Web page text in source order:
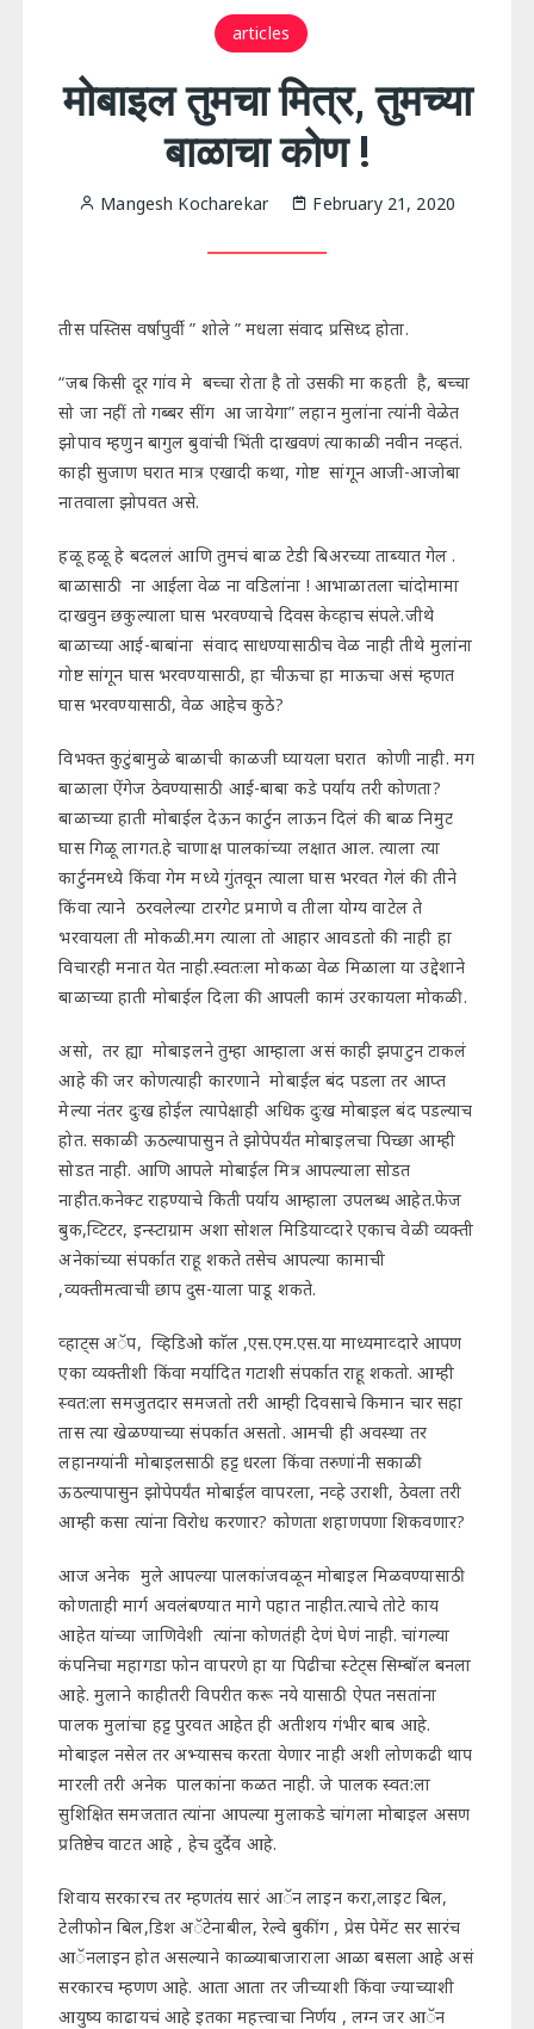
articles
मोबाइल तुमचा मित्र, तुमच्या
बाळाचा कोण !
Mangesh Kocharekar February 21, 2020
तीस पस्तिस वर्षापुर्वी ” शोले ” मधला संवाद प्रसिध्द होता.
“जब किसी दूर गांव मे बच्चा रोता है तो उसकी मा कहती है, बच्चा
सो जा नहीं तो गब्बर सींग आ जायेगा” लहान मुलांना त्यांनी वेळेत
झोपाव म्हणुन बागुल बुवांची भिंती दाखवणं त्याकाळी नवीन नव्हतं.
काही सुजाण घरात मात्र एखादी कथा, गोष्ट सांगून आजी-आजोबा
नातवाला झोपवत असे.
हळू हळू हे बदललं आणि तुमचं बाळ टेडी बिअरच्या ताब्यात गेल .
बाळासाठी ना आईला वेळ ना वडिलांना ! आभाळातला चांदोमामा
दाखवुन छकुल्याला घास भरवण्याचे दिवस केव्हाच संपले.जीथे
बाळाच्या आई-बाबांना संवाद साधण्यासाठीच वेळ नाही तीथे मुलांना
गोष्ट सांगून घास भरवण्यासाठी, हा चीऊचा हा माऊचा असं म्हणत
घास भरवण्यासाठी, वेळ आहेच कुठे?
विभक्त कुटुंबामुळे बाळाची काळजी घ्यायला घरात कोणी नाही. मग
बाळाला ऐंगेज ठेवण्यासाठी आई-बाबा कडे पर्याय तरी कोणता?
बाळाच्या हाती मोबाईल देऊन कार्टुन लाऊन दिलं की बाळ निमुट
घास गिळू लागत.हे चाणाक्ष पालकांच्या ल‌क्षात आल. त्याला त्या
कार्टुनमध्ये किंवा गेम मध्ये गुंतवून त्याला घास भरवत गेलं की तीने
किंवा त्याने ठरवलेल्या टारगेट प्रमाणे व तीला योग्य वाटेल ते
भरवायला ती मोकळी.मग त्याला तो आहार आवडतो की नाही हा
विचारही मनात येत नाही.स्वतःला मोकळा वेळ मिळाला या उद्देशाने
बाळाच्या हाती मोबाईल दिला की आपली कामं उरकायला मोकळी.
असो, तर ह्या मोबाइलने तुम्हा आम्हाला असं काही झपाटुन टाकलं
आहे की जर कोणत्याही कारणाने मोबाईल बंद पडला तर आप्त
मेल्या नंतर दुःख होईल त्यापेक्षाही अधिक दुःख मोबाइल बंद पडल्याच
होत. सकाळी ऊठल्यापासुन ते झोपेपर्यंत मोबाइलचा पिच्छा आम्ही
सोडत नाही. आणि आपले मोबाईल मित्र आपल्याला सोडत
नाहीत.कनेक्ट राहण्याचे किती पर्याय आम्हाला उपलब्ध आहेत.फेज
बुक,व्टिटर, इन्स्टाग्राम अशा सोशल मिडियाव्दारे एकाच वेळी व्यक्ती
अनेकांच्या संपर्कात राहू शकते तसेच आपल्या कामाची
,व्यक्तीमत्वाची छाप दुस-याला पाडू शकते.
व्हाट्स अॅप, व्हिडिओ काॅल ,एस.एम.एस.या माध्यमाव्दारे आपण
एका व्यक्तीशी किंवा मर्यादित गटाशी संपर्कात राहू शकतो. आम्ही
स्वत:ला समजुतदार समजतो तरी आम्ही दिवसाचे किमान चार सहा
तास त्या खेळण्याच्या संपर्कात असतो. आमची ही अवस्था तर
लहानग्यांनी मोबाइलसाठी हट्ट धरला किंवा तरुणांनी सकाळी
ऊठल्यापासुन झोपेपर्यंत मोबाईल वापरला, नव्हे उराशी, ठेवला तरी
आम्ही कसा त्यांना विरोध करणार? कोणता शहाणपणा शिकवणार?
आज अनेक मुले आपल्या पालकांजवळून मोबाइल मिळवण्यासाठी
कोणताही मार्ग अवलंबण्यात मागे पहात नाहीत.त्याचे तोटे काय
आहेत यांच्या जाणिवेशी त्यांना कोणतंही देणं घेणं नाही. चांगल्या
कंपनिचा महागडा फोन वापरणे हा या पिढीचा स्टेट्स सिम्बाॅल बनला
आहे. मुलाने काहीतरी विपरीत करू नये यासाठी ऐपत नसतांना
पालक मुलांचा हट्ट पुरवत आहेत ही अतीशय गंभीर बाब आहे.
मोबाइल नसेल तर अभ्यासच करता येणार नाही अशी लोणकढी थाप
मारली तरी अनेक पालकांना कळत नाही. जे पालक स्वत:ला
सुशिक्षित समजतात त्यांना आपल्या मुलाकडे चांगला मोबाइल असण
प्रतिष्ठेच वाटत आहे , हेच दुर्देव आहे.
शिवाय सरकारच तर म्हणतंय सारं आॅन लाइन करा,लाइट बिल,
टेलीफोन बिल,डिश अॅटेनाबील, रेल्वे बुकींग , प्रेस पेमेंट सर सारंच
आॅनलाइन होत असल्याने काळ्याबाजाराला आळा बसला आहे असं
सरकारच म्हणण आहे. आता आता तर जीच्याशी किंवा ज्याच्याशी
आयुष्य काढायचं आहे इतका महत्त्वाचा निर्णय , लग्न जर आॅन